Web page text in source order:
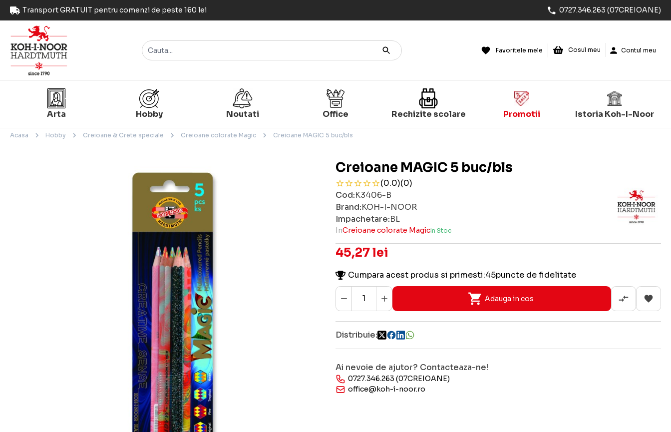
Transport GRATUIT pentru comenzi de peste 160 lei 0727.346.263 (07CREIOANE)
Favoritele mele Cosul meu Contul meu
Arta Hobby Noutati Office Rechizite scolare Promotii Istoria Koh-I-Noor
Acasa Hobby Creioane & Crete speciale Creioane colorate Magic Creioane MAGIC 5 buc/bls
Creioane MAGIC 5 buc/bls
(0.0)(0)
Cod:K3406-B
Brand:KOH-I-NOOR
Impachetare:BL
InCreioane colorate MagicIn Stoc
45,27 lei
Cumpara acest produs si primesti:45puncte de fidelitate
Adauga in cos
Distribuie:
Ai nevoie de ajutor? Contacteaza-ne!
0727.346.263 (07CREIOANE)
office@koh-i-noor.ro